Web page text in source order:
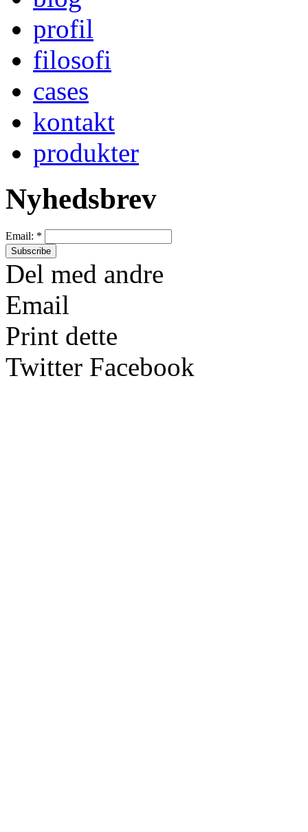
profil
filosofi
cases
kontakt
produkter
Nyhedsbrev
Email: *
Del med andre
Email
Print dette
Twitter Facebook